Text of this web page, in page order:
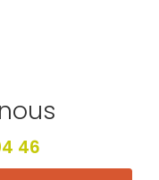
46